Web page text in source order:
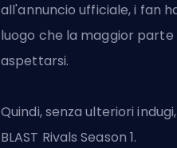
all'annuncio ufficiale, i fan
luogo che la maggior
aspettarsi.
Quindi, senza ulteriori
BLAST Rivals Season 1.